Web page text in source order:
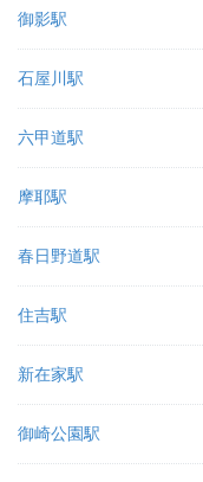
御影駅
石屋川駅
六甲道駅
摩耶駅
春日野道駅
住吉駅
新在家駅
御崎公園駅